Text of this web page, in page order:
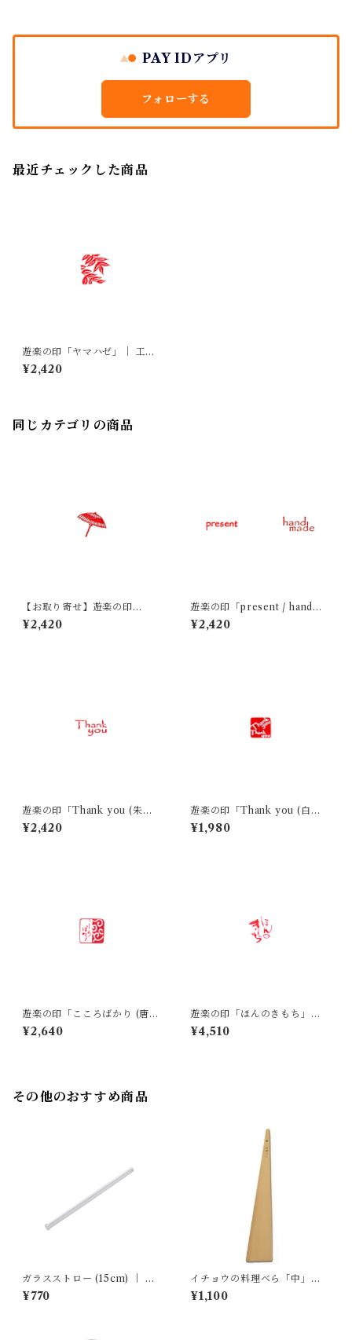
PAY IDアプリ
フォローする
最近チェックした商品
遊楽の印「ヤマハゼ」｜ 工房
蓮
¥2,420
同じカテゴリの商品
【お取り寄せ】遊楽の印
「傘」｜ 工房 蓮
¥2,420
遊楽の印「present / handma
de」｜ 工房 蓮
¥2,420
遊楽の印「Thank you (朱
文)」｜ 工房 蓮
¥2,420
遊楽の印「Thank you (白
文)」｜ 工房 蓮
¥1,980
遊楽の印「こころばかり (唐
草)」｜ 工房 蓮
¥2,640
遊楽の印「ほんのきもち」｜
工房 蓮
¥4,510
その他のおすすめ商品
ガラスストロー (15cm) ｜ 廣
田硝子
¥770
イチョウの料理ベら「中」｜
双葉商店
¥1,100